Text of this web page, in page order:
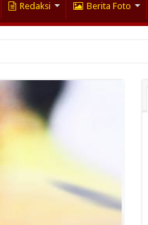
Redaksi Berita Foto